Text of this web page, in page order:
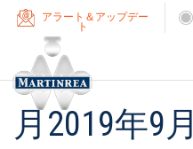
アラート＆アップデー
ト
月2019年9月